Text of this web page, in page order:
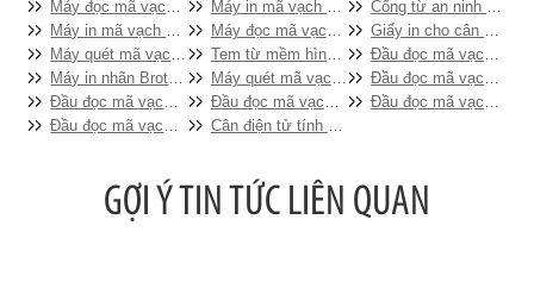
Máy đọc mã vạch không dây MT2000
Máy in mã vạch TOSHIBA B-SX5T-TS22
Cổng từ an ninh siêu thị Eguard EG-3368W
Máy in mã vạch Printronix T5000r
Máy đọc mã vạch Zebex Z3100 ( không chân đế)
Giấy in cho cân điện tử in tem (58x40)
Máy quét mã vạch Datalogic Magellan 800i(2D)
Tem từ mềm hình vuông
Đầu đọc mã vạch để bàn Datalogic MAGELLAN 2200VS
Máy in nhãn Brother PT-E550WVP
Máy quét mã vạch Datalogic Magellan™ 800i (1D)
Đầu đọc mã vạch Zebex Z-3220
Đầu đọc mã vạch Không dây Zebex Z 3191 BT
Đầu đọc mã vạch Zebex Z-3190
Đầu đọc mã vạch INTERMEC SR30
Đầu đọc mã vạch Không dây Symbol LS4278
Cân điện tử tính tiền Topcash AL-S31